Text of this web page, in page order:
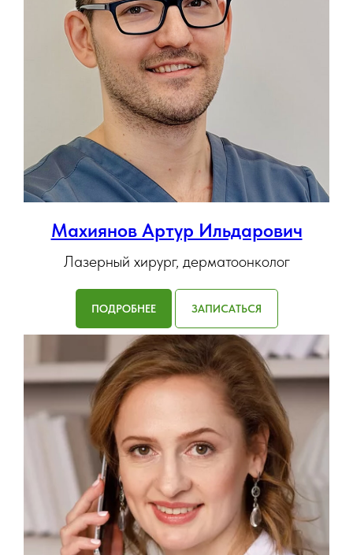
Махиянов Артур Ильдарович
Лазерный хирург, дерматоонколог
ПОДРОБНЕЕ ЗАПИСАТЬСЯ